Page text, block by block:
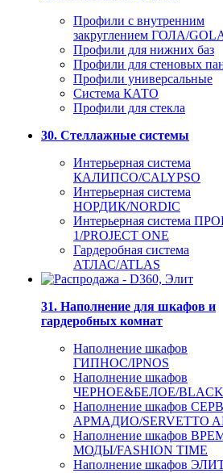
Профили с внутренним
закруглением ГОЛА/
Профили для нижних баз
Профили для стеновых
Профили универсальные
Система КАТО
Профили для стекла
30. Стеллажные системы
Интерьерная система
КАЛИПСО/CALYPSO
Интерьерная система
НОРДИК/NORDIC
Интерьерная система
1/PROJECT ONE
Гардеробная система
АТЛАС/ATLAS
31. Наполнение для шкафов и
гардеробных комнат
Наполнение шкафов
ГИПНОС/IPNOS
Наполнение шкафов
ЧЕРНОЕ&БЕЛОЕ/
Наполнение шкафов
АРМАДИО/SERVETTO
Наполнение шкафов
МОДЫ/FASHION TIME
Наполнение шкафов